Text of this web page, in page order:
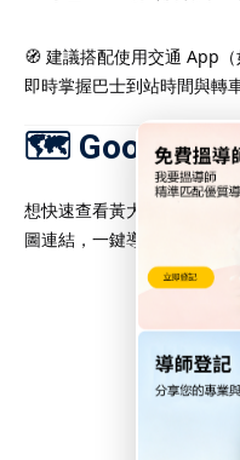
🧭 建議搭配使用交通 App
即時掌握巴士到站時間與轉
🗺 Google
想快速查看黃大仙附近的補
圖連結，一鍵導航：